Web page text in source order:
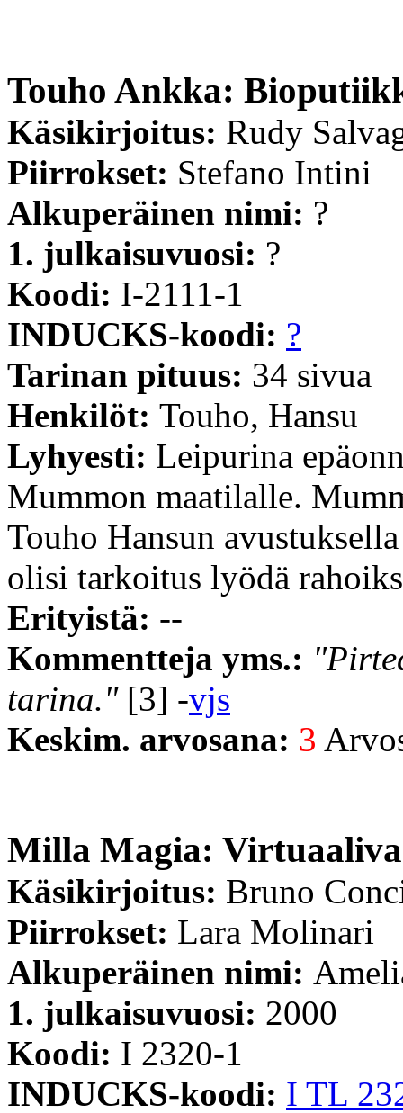
Touho Ankka:
Käsikirjoitus: Rudy
Piirrokset: Stefano Intini
Alkuperäinen nimi: ?
1. julkaisuvuosi: ?
Koodi: I-2111-1
INDUCKS-koodi: ?
Tarinan pituus: 34 sivua
Henkilöt: Touho, Hansu
Lyhyesti: Leipurina
Mummon maatilalle.
Touho Hansun
olisi tarkoitus lyödä
Erityistä: --
Kommentteja yms.:
tarina."[3] -vjs
Keskim. arvosana: 3
Milla Magia:
Käsikirjoitus: Bruno
Piirrokset: Lara Molinari
Alkuperäinen nimi:
1. julkaisuvuosi: 2000
Koodi: I 2320-1
INDUCKS-koodi: I TL